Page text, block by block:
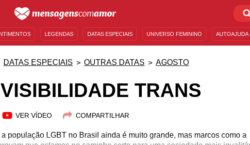
LEGENDAS DATAS ESPECIAIS UNIVERSO FEMININO AUTOAJUDA
DATAS ESPECIAIS OUTRAS DATAS AGOSTO
TRANS
VER VÍDEO COMPARTILHAR
população LGBT no Brasil ainda é muito grande, mas marcos como a